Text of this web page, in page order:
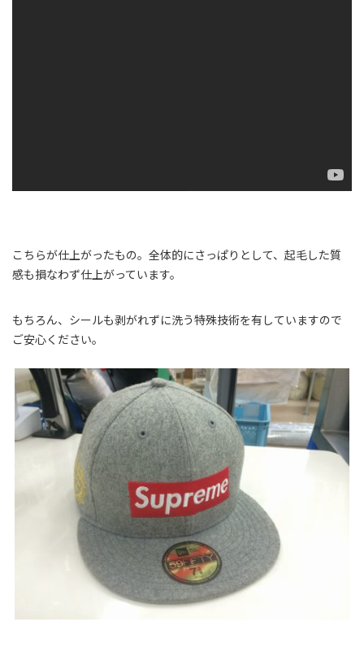
こちらが仕上がったもの。全体的にさっぱりとして、起毛した質
感も損なわず仕上がっています。
もちろん、シールも剥がれずに洗う特殊技術を有していますので
ご安心ください。